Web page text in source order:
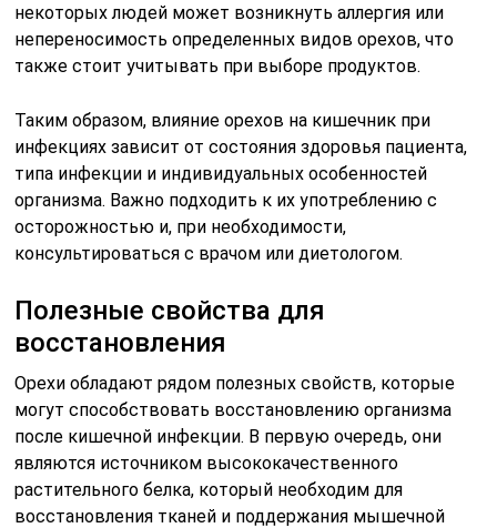
некоторых людей может возникнуть аллергия или
непереносимость определенных видов орехов, что
также стоит учитывать при выборе продуктов.
Таким образом, влияние орехов на кишечник при
инфекциях зависит от состояния здоровья пациента,
типа инфекции и индивидуальных особенностей
организма. Важно подходить к их употреблению с
осторожностью и, при необходимости,
консультироваться с врачом или диетологом.
Полезные свойства для
восстановления
Орехи обладают рядом полезных свойств, которые
могут способствовать восстановлению организма
после кишечной инфекции. В первую очередь, они
являются источником высококачественного
растительного белка, который необходим для
восстановления тканей и поддержания мышечной